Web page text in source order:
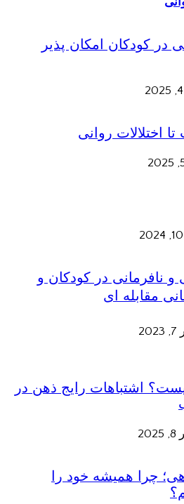
در کودکان امکان پذیر
اختلالات روانی
و نافرمانی در کودکان و
مقابله ای
اشتباهات رایج ذهن در
چرا همیشه خود را